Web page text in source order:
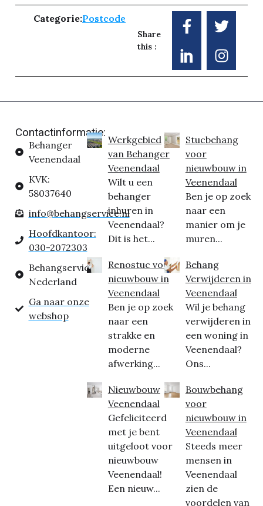
Categorie:Postcode
Share
this :
Contactinformatie:
Behanger
Veenendaal
KVK:
58037640
info@behangservice.nl
Hoofdkantoor:
030-2072303
Behangservice
Nederland
Ga naar onze
webshop
Werkgebied
van Behanger
Veenendaal
Wilt u een
behanger
inhuren in
Veenendaal?
Dit is het...
Renostuc voor
nieuwbouw in
Veenendaal
Ben je op zoek
naar een
strakke en
moderne
afwerking...
Nieuwbouw
Veenendaal
Gefeliciteerd
met je bent
uitgeloot voor
nieuwbouw
Veenendaal!
Een nieuw...
Stucbehang
voor
nieuwbouw in
Veenendaal
Ben je op zoek
naar een
manier om je
muren...
Behang
Verwijderen in
Veenendaal
Wil je behang
verwijderen in
een woning in
Veenendaal?
Ons...
Bouwbehang
voor
nieuwbouw in
Veenendaal
Steeds meer
mensen in
Veenendaal
zien de
voordelen van